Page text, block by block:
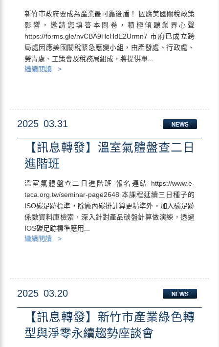
新竹市政府要成為產業最可靠後盾！ 因應美國關稅政策
影響，邀請您填答本問卷，積極傾聽業界心聲
https://forms.gle/nvCBA9HcHdE2Urmn7 市府已成立跨
局處因應美國關稅緊急應變小組，由產發處、行政處、
勞青處、工策會及稅務局組成，將提供單...
繼續閱讀 >
2025 03.31
【訊息轉發】溫室氣體盤查二日
進階班
溫室氣體盤查二日進階班 報名連結 https://www.e-
teca.org.tw/seminar-page2648 本課程延續三日種子的
ISO碳足跡標準，除廠內碳排計算更精準外，加入碳足跡
係數資料庫檢索，深入針對產品碳盤計算做演練，透過
IOS碳足跡標準應用...
繼續閱讀 >
2025 03.20
【訊息轉發】新竹市產業綠色轉
型與淨零永續趨勢座談會